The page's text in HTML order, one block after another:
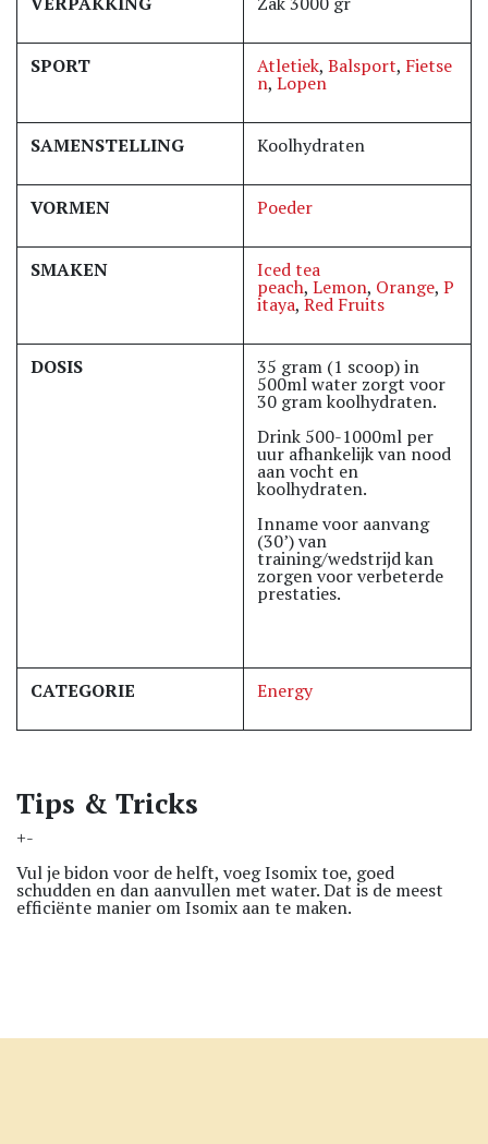
SPORT Atletiek, Balsport, Fietse
n, Lopen
SAMENSTELLING Koolhydraten
VORMEN Poeder
SMAKEN Iced tea
peach, Lemon, Orange, P
itaya, Red Fruits
DOSIS 35 gram (1 scoop) in
500ml water zorgt voor
30 gram koolhydraten.
Drink 500-1000ml per
uur afhankelijk van nood
aan vocht en
koolhydraten.
Inname voor aanvang
(30’) van
training/wedstrijd kan
zorgen voor verbeterde
prestaties.
CATEGORIE Energy
Tips & Tricks
+-
Vul je bidon voor de helft, voeg Isomix toe, goed
schudden en dan aanvullen met water. Dat is de meest
efficiënte manier om Isomix aan te maken.